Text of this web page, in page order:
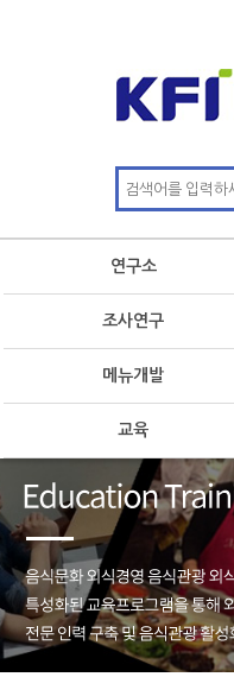
연구소
조사연구
메뉴개발
교육